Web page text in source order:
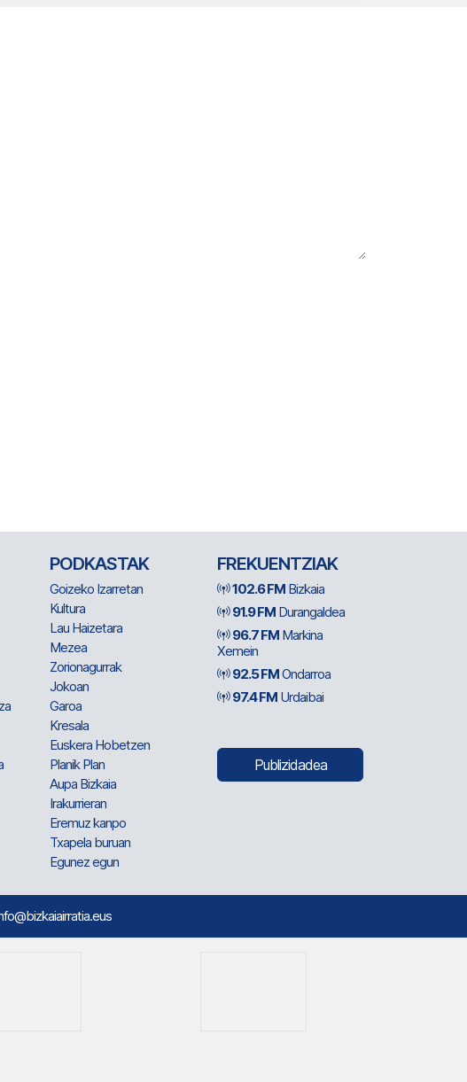
PODKASTAK
Goizeko Izarretan
Kultura
Lau Haizetara
Mezea
Zorionagurrak
Jokoan
Garoa
Kresala
Euskera Hobetzen
Planik Plan
Aupa Bizkaia
Irakurrieran
Eremuz kanpo
Txapela buruan
Egunez egun
FREKUENTZIAK
102.6 FM Bizkaia
91.9 FM Durangaldea
96.7 FM Markina
Xemein
92.5 FMOndarroa
97.4 FM Urdaibai
Publizidadea